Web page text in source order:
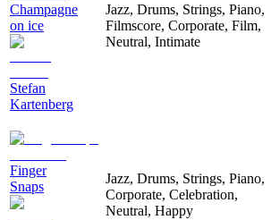
Champagne
on ice
Stefan
Kartenberg
Jazz, Drums, Strings, Piano,
Filmscore, Corporate, Film,
Neutral, Intimate
Finger
Snaps
Jazz, Drums, Strings, Piano,
Corporate, Celebration,
Neutral, Happy